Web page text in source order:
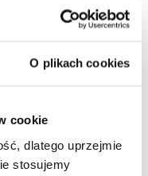
O plikach cookies
cookie
dlatego uprzejmie
stosujemy
les